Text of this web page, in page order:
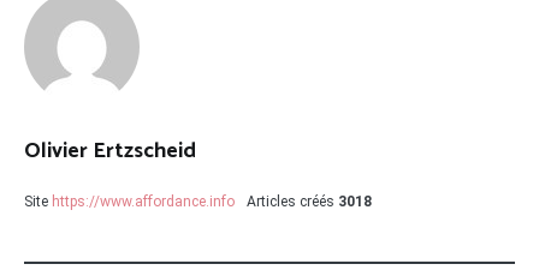
Olivier Ertzscheid
Site https://www.affordance.info Articles créés 3018